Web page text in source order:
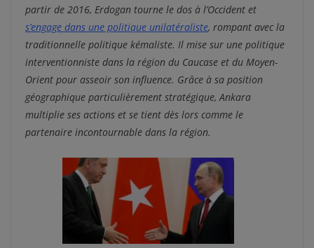
partir de 2016, Erdogan tourne le dos à l’Occident et
s’engage dans une politique unilatéraliste, rompant avec la
traditionnelle politique kémaliste. Il mise sur une politique
interventionniste dans la région du Caucase et du Moyen-
Orient pour asseoir son influence. Grâce à sa position
géographique particulièrement stratégique, Ankara
multiplie ses actions et se tient dès lors comme le
partenaire incontournable dans la région.